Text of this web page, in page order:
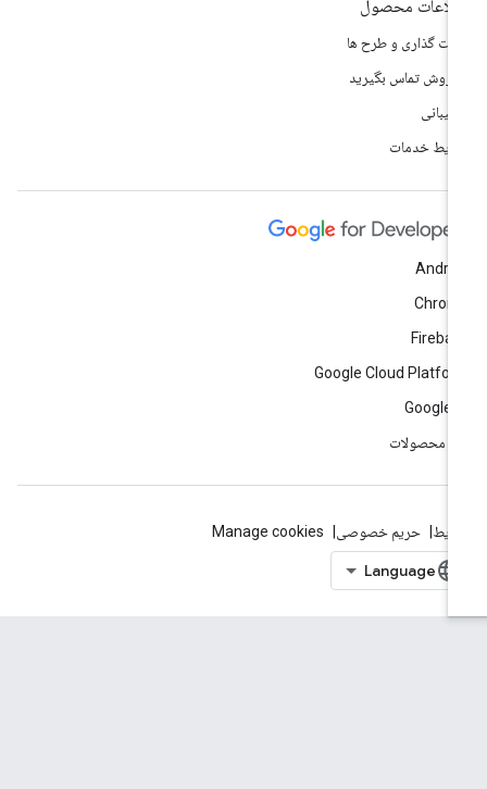
محصول
گذاری و طرح ها
فروش تماس بگیرید
خدمات
Google Cloud
Google
محصولات
حریم خصوصی Manage cookies